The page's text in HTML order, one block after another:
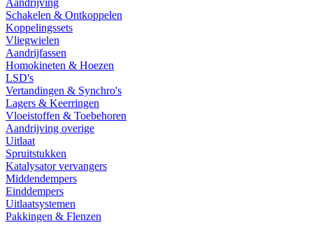
Aandrijving
Schakelen & Ontkoppelen
Koppelingssets
Vliegwielen
Aandrijfassen
Homokineten & Hoezen
LSD's
Vertandingen & Synchro's
Lagers & Keerringen
Vloeistoffen & Toebehoren
Aandrijving overige
Uitlaat
Spruitstukken
Katalysator vervangers
Middendempers
Einddempers
Uitlaatsystemen
Pakkingen & Flenzen